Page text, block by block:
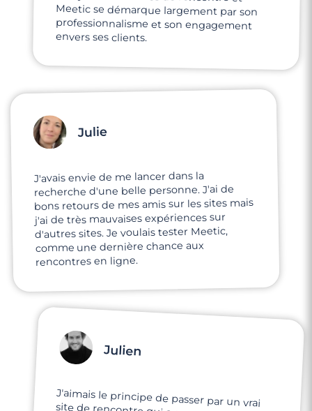
envers ses clients.
Julie
J'avais envie de me lancer dans la
recherche d'une belle personne. J'ai de
bons retours de mes amis sur les sites mais
j'ai de très mauvaises expériences sur
d'autres sites. Je voulais tester Meetic,
comme une dernière chance aux
rencontres en ligne.
Julien
J'aimais le principe de passer par un vrai
site de rencontre qui a su se renouveler
avec les années ! J'étais dans un état
d'esprit très ouvert à découvrir le site et les
profils représentés, et très enthousiaste à